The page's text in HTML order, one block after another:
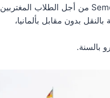
تعمل جامعات ألمانيا كذلك على التوفير لإمكانية شراء Semester Ticket من أجل الطلاب المغتربين
بدون مقابل بألمانيا،